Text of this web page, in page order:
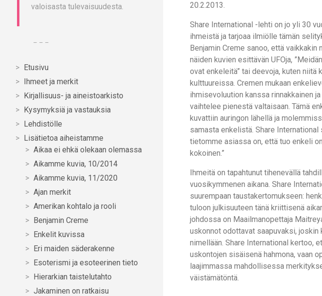
Etusivu
Ihmeet ja merkit
Kirjallisuus- ja aineistoarkisto
Kysymyksiä ja vastauksia
Lehdistölle
Lisätietoa aiheistamme
Aikaa ei ehkä olekaan olemassa
Aikamme kuvia, 10/2014
Aikamme kuvia, 11/2020
Ajan merkit
Amerikan kohtalo ja rooli
Benjamin Creme
Enkelit kuvissa
Eri maiden säderakenne
Esoterismi ja esoteerinen tieto
Hierarkian taistelutahto
Jakaminen on ratkaisu
20.2.2013.
Share International -lehti on jo yli 30
ihmeistä ja tarjoaa ilmiölle tämän
Benjamin Creme sanoo, että vaikkakin
näiden kuvien esittävän UFOja,
ovat enkeleitä” tai deevoja, kuten niitä
kulttuureissa. Cremen mukaan
ihmisevoluution kanssa rinnakkainen
vaihtelee pienestä valtaisaan. Tämä
kuvattiin auringon lähellä ja
samasta enkelistä. Share International
tietomme asiassa on, että tuo enkeli
kokoinen.”
Ihmeitä on tapahtunut tihenevällä
vuosikymmenen aikana. Share
suurempaan taustakertomukseen:
tuloon julkisuuteen tänä kriittisenä
johdossa on Maailmanopettaja
uskonnot odottavat saapuvaksi, joskin
nimellään. Share International kertoo,
uskontojen sisäisenä hahmona, vaan
laajimmassa mahdollisessa
väistämätöntä.
valoisasta tulevaisuudesta.
– – –